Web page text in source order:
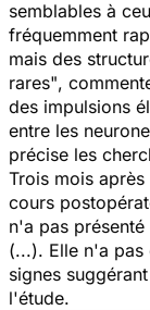
semblables à
fréquemment
mais des
rares",
des impulsions
entre les
précise les
Trois mois
cours
n'a pas
(...). Elle n'a pas
signes
l'étude.